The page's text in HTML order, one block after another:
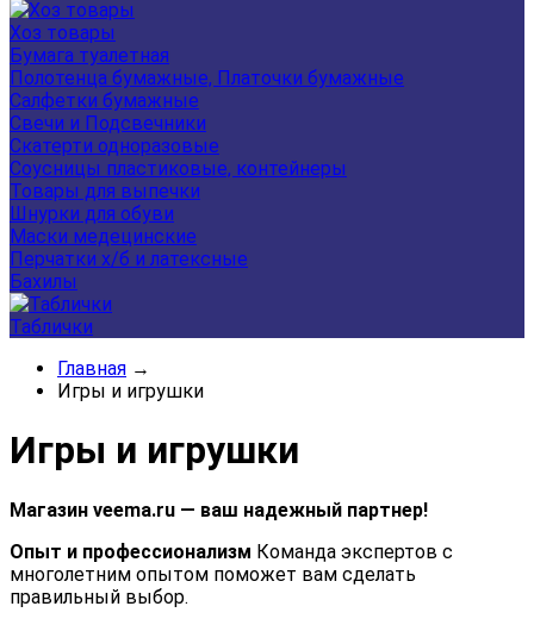
Хоз товары
Бумага туалетная
Полотенца бумажные, Платочки бумажные
Салфетки бумажные
Свечи и Подсвечники
Скатерти одноразовые
Соусницы пластиковые, контейнеры
Товары для выпечки
Шнурки для обуви
Маски медецинские
Перчатки х/б и латексные
Бахилы
Таблички
Главная →
Игры и игрушки
Игры и игрушки
Магазин veema.ru — ваш надежный партнер!
Опыт и профессионализм Команда экспертов с
многолетним опытом поможет вам сделать
правильный выбор.